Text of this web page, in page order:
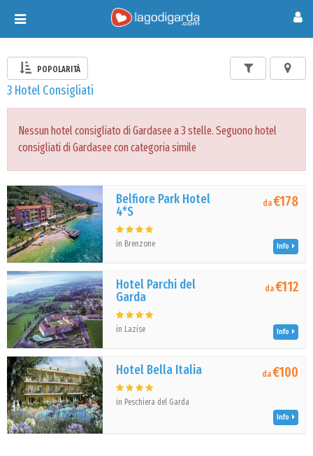
Toggle
navigation
POPOLARITÀ
3 Hotel Consigliati
Nessun hotel consigliato di Gardasee a 3 stelle. Seguono hotel
consigliati di Gardasee con categoria simile
Belfiore Park Hotel
4*S
in Brenzone
da€178
Info
Hotel Parchi del
Garda
in Lazise
da€112
Info
Hotel Bella Italia
in Peschiera del Garda
da€100
Info